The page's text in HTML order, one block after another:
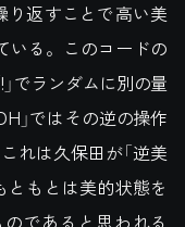
り返すことで高い美
いる。このコードの
でランダムに別の量
」ではその逆の操作
れは久保田が「逆美
ともとは美的状態を